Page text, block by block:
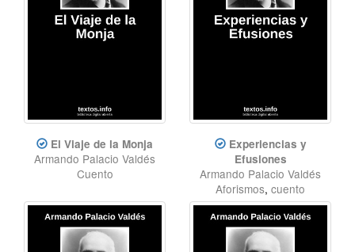
El Viaje de la Monja
Armando Palacio Valdés
Cuento
Experiencias y
Efusiones
Armando Palacio Valdés
Aforismos, cuento